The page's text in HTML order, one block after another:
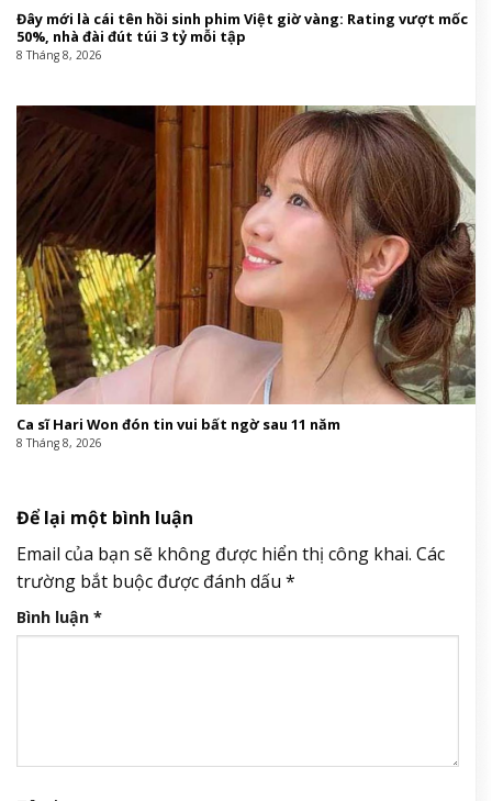
Đây mới là cái tên hồi sinh phim Việt giờ vàng: Rating vượt mốc
50%, nhà đài đút túi 3 tỷ mỗi tập
8 Tháng 8, 2026
Ca sĩ Hari Won đón tin vui bất ngờ sau 11 năm
8 Tháng 8, 2026
Để lại một bình luận
Email của bạn sẽ không được hiển thị công khai. Các
trường bắt buộc được đánh dấu *
Bình luận *